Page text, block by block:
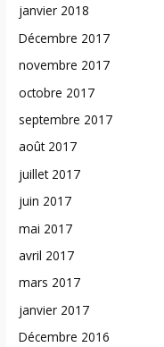
janvier 2018
Décembre 2017
novembre 2017
octobre 2017
septembre 2017
août 2017
juillet 2017
juin 2017
mai 2017
avril 2017
mars 2017
janvier 2017
Décembre 2016